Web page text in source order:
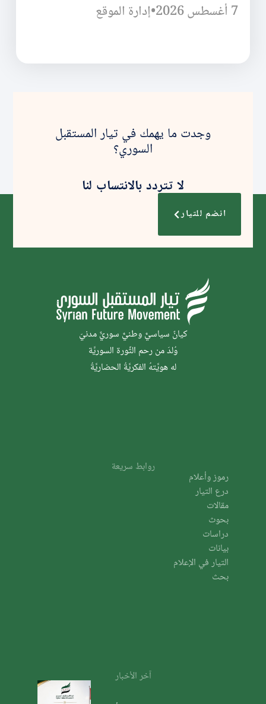
7 أغسطس 2026
•إدارة الموقع
وجدت ما يهمك في تيار المستقبل
السوري؟
لا تتردد بالانتساب لنا
انضم للتيار
كيانٌ سياسيٌّ وطنيٌّ سوريٌّ مدنيّ
وُلدَ من رحم الثَّورة السوريَّة
له هويَّتهُ الفكريَّةُ الحضاريَّةُ
روابط سريعة
رموز وأعلام
درع التيار
مقالات
بحوث
دراسات
بيانات
التيار في الإعلام
بحث
آخر الأخبار